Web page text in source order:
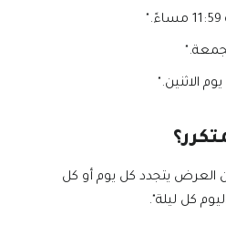
الاثنين."
العرض يتجدد كل يوم أو كل
كل ليلة".